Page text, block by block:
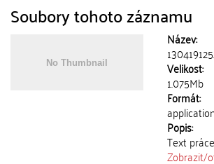
Soubory tohoto záznamu
Název:
Velikost:
1.075Mb
Formát:
Popis:
Text práce
Zobrazit/